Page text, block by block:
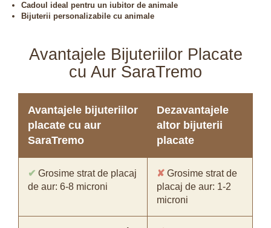
Cadoul ideal pentru un iubitor de animale
Bijuterii personalizabile cu animale
Avantajele Bijuteriilor Placate
cu Aur SaraTremo
Avantajele bijuteriilor
placate cu aur
SaraTremo
Dezavantajele
altor bijuterii
placate
✔ Grosime strat de placaj
de aur: 6-8 microni
✘ Grosime strat de
placaj de aur: 1-2
microni